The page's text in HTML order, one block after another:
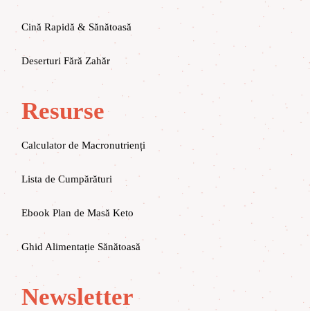
Cină Rapidă & Sănătoasă
Deserturi Fără Zahăr
Resurse
Calculator de Macronutrienți
Lista de Cumpărături
Ebook Plan de Masă Keto
Ghid Alimentație Sănătoasă
Newsletter